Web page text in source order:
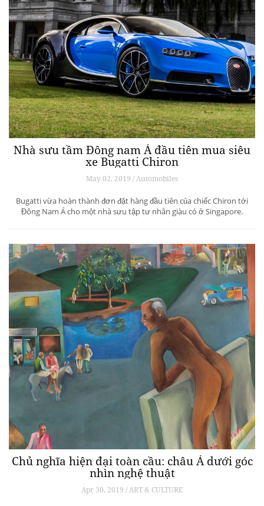
Nhà sưu tầm Đông nam Á đầu tiên mua siêu
xe Bugatti Chiron
May 02, 2019 / Automobiles
Bugatti vừa hoàn thành đơn đặt hàng đầu tiên của chiếc Chiron tới
Đông Nam Á cho một nhà sưu tập tư nhân giàu có ở Singapore.
Chủ nghĩa hiện đại toàn cầu: châu Á dưới góc
nhìn nghệ thuật
Apr 30, 2019 / ART & CULTURE